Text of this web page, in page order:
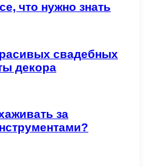
что нужно знать
свадебных
декора
за